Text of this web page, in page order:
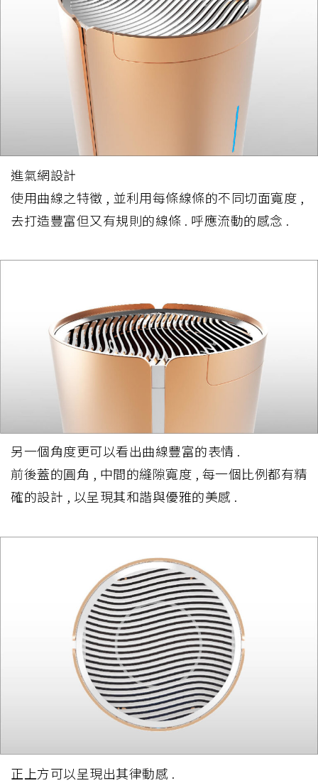
進氣網設計
使用曲線之特徵 , 並利用每條線條的不同切面寬度 ,
去打造豐富但又有規則的線條 . 呼應流動的感念 .
另一個角度更可以看出曲線豐富的表情 .
前後蓋的圓角 , 中間的縫隙寬度 , 每一個比例都有精
確的設計 , 以呈現其和諧與優雅的美感 .
正上方可以呈現出其律動感 .